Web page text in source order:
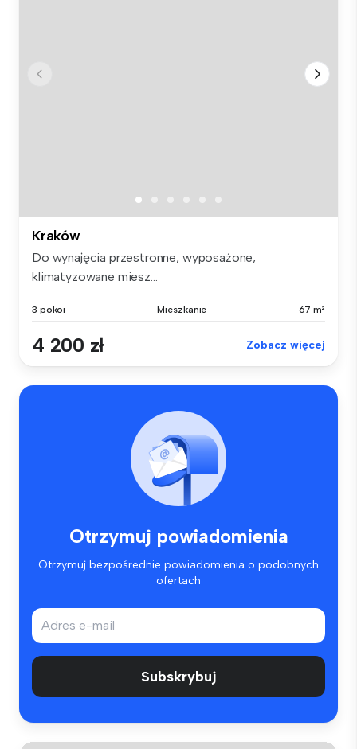
Kraków
Do wynajęcia przestronne, wyposażone,
klimatyzowane miesz...
3 pokoi Mieszkanie 67 m²
4 200 zł Zobacz więcej
Otrzymuj powiadomienia
Otrzymuj bezpośrednie powiadomienia o podobnych
ofertach
Subskrybuj